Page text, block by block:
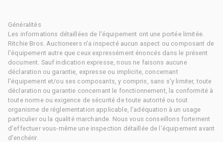
Généralités
Les informations détaillées de l'équipement ont une portée limitée.
Ritchie Bros. Auctioneers n'a inspecté aucun aspect ou composant de
l'équipement autre que ceux expressément énoncés dans le présent
document. Sauf indication expresse, nous ne faisons aucune
déclaration ou garantie, expresse ou implicite, concernant
l'équipement et/ou ses composants, y compris, sans s'y limiter, toute
déclaration ou garantie concernant le fonctionnement, la conformité à
toute norme ou exigence de sécurité de toute autorité ou tout
organisme de réglementation applicable, l'adéquation à un usage
particulier ou la qualité marchande. Nous vous conseillons fortement
d'effectuer vous-même une inspection détaillée de l'équipement avant
d'enchérir.